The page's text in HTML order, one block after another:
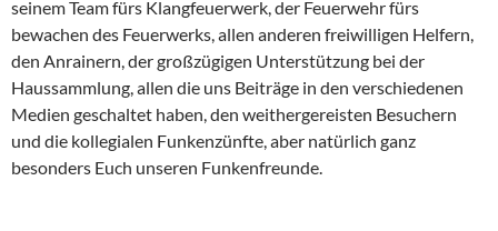
seinem Team fürs Klangfeuerwerk, der Feuerwehr fürs
bewachen des Feuerwerks, allen anderen freiwilligen Helfern,
den Anrainern, der großzügigen Unterstützung bei der
Haussammlung, allen die uns Beiträge in den verschiedenen
Medien geschaltet haben, den weithergereisten Besuchern
und die kollegialen Funkenzünfte, aber natürlich ganz
besonders Euch unseren Funkenfreunde.